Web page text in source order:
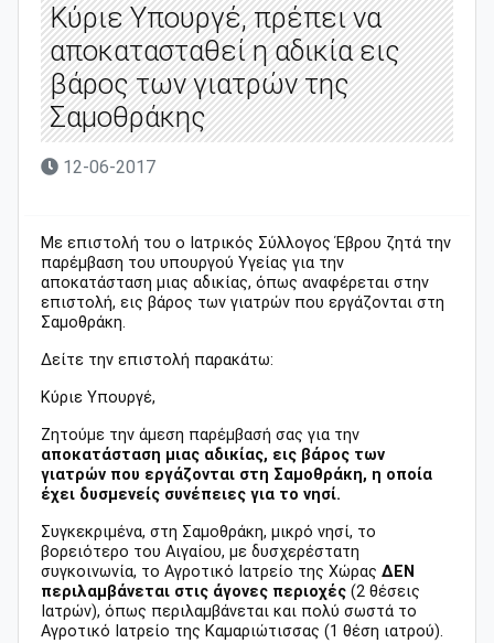
Κύριε Υπουργέ, πρέπει να
αποκατασταθεί η αδικία εις
βάρος των γιατρών της
Σαμοθράκης
12-06-2017
Με επιστολή του ο Ιατρικός Σύλλογος Έβρου ζητά την
παρέμβαση του υπουργού Υγείας για την
αποκατάσταση μιας αδικίας, όπως αναφέρεται στην
επιστολή, εις βάρος των γιατρών που εργάζονται στη
Σαμοθράκη.
Δείτε την επιστολή παρακάτω:
Κύριε Υπουργέ,
Ζητούμε την άμεση παρέμβασή σας για την
αποκατάσταση μιας αδικίας, εις βάρος των
γιατρών που εργάζονται στη Σαμοθράκη, η οποία
έχει δυσμενείς συνέπειες για το νησί.
Συγκεκριμένα, στη Σαμοθράκη, μικρό νησί, το
βορειότερο του Αιγαίου, με δυσχερέστατη
συγκοινωνία, το Αγροτικό Ιατρείο της Χώρας ΔΕΝ
περιλαμβάνεται στις άγονες περιοχές (2 θέσεις
Ιατρών), όπως περιλαμβάνεται και πολύ σωστά το
Αγροτικό Ιατρείο της Καμαριώτισσας (1 θέση ιατρού).